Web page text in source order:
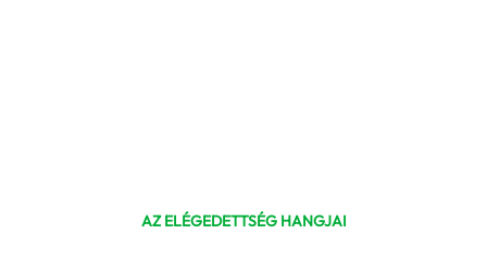
AZ ELÉGEDETTSÉG HANGJAI